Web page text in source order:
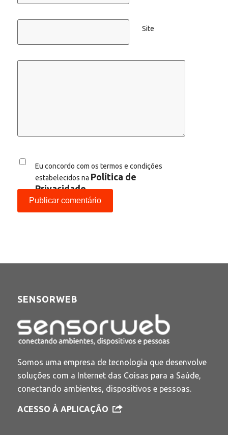
Site
Eu concordo com os termos e condições
estabelecidos na Política de
Privacidade
SENSORWEB
Somos uma empresa de tecnologia que desenvolve
soluções com a Internet das Coisas para a Saúde,
conectando ambientes, dispositivos e pessoas.
ACESSO À APLICAÇÃO